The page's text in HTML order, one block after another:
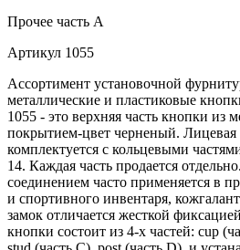
Прочее часть A
Артикул 1055
Ассортимент установочной
металлические и пластиковые
1055 - это верхняя часть кнопки из
покрытием-цвет черненый. Лицевая
комплектуется с кольцевыми
14. Каждая часть продается
соединением часто применяется в
и спортивного инвентаря,
замок отличается жесткой
кнопки состоит из 4-х частей: cup